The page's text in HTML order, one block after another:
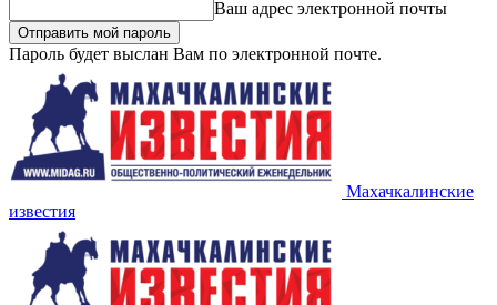
Ваш адрес электронной почты
Пароль будет выслан Вам по электронной почте.
Махачкалинские
известия